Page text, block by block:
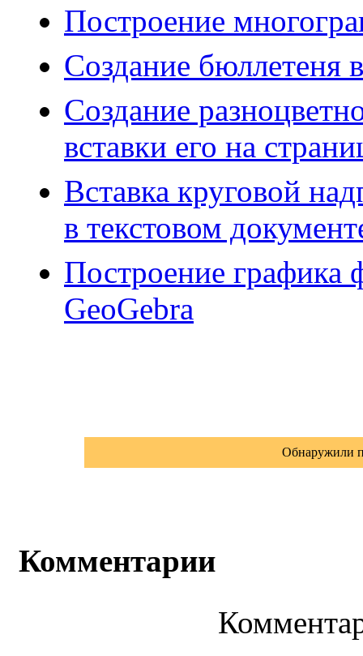
Построение
Создание бюллетеня
Создание
вставки его на
Вставка круговой
в текстовом
Построение графика
GeoGebra
Обнаружили
Комментарии